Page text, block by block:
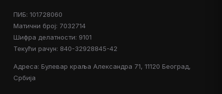
ПИБ: 101728060
Матични број: 7032714
Шифра делатности: 9101
Текући рачун: 840-32928845-42
Адреса: Булевар краља Александра 71, 11120 Београд,
Србија